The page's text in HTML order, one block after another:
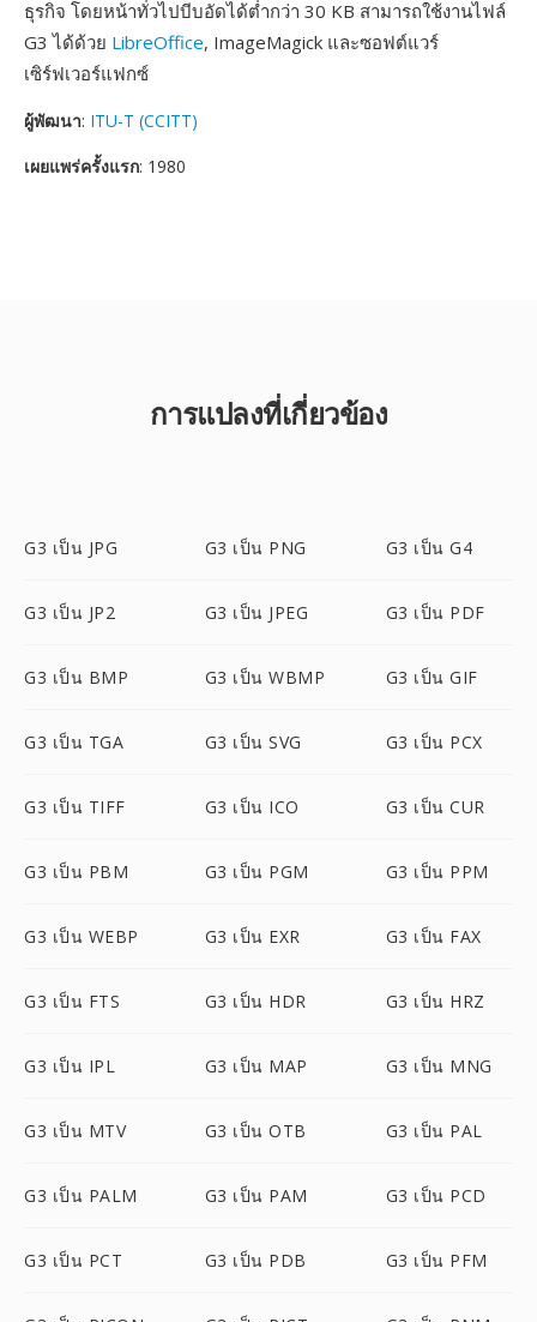
ธุรกิจ โดยหน้าทั่วไปบีบอัดได้ต่ำกว่า 30 KB สามารถใช้งานไฟล์
G3 ได้ด้วย LibreOffice, ImageMagick และซอฟต์แวร์
เซิร์ฟเวอร์แฟกซ์
ผู้พัฒนา: ITU-T (CCITT)
เผยแพร่ครั้งแรก: 1980
การแปลงที่เกี่ยวข้อง
G3 เป็น JPG G3 เป็น PNG G3 เป็น G4
G3 เป็น JP2 G3 เป็น JPEG G3 เป็น PDF
G3 เป็น BMP G3 เป็น WBMP G3 เป็น GIF
G3 เป็น TGA G3 เป็น SVG G3 เป็น PCX
G3 เป็น TIFF G3 เป็น ICO G3 เป็น CUR
G3 เป็น PBM G3 เป็น PGM G3 เป็น PPM
G3 เป็น WEBP G3 เป็น EXR G3 เป็น FAX
G3 เป็น FTS G3 เป็น HDR G3 เป็น HRZ
G3 เป็น IPL G3 เป็น MAP G3 เป็น MNG
G3 เป็น MTV G3 เป็น OTB G3 เป็น PAL
G3 เป็น PALM G3 เป็น PAM G3 เป็น PCD
G3 เป็น PCT G3 เป็น PDB G3 เป็น PFM